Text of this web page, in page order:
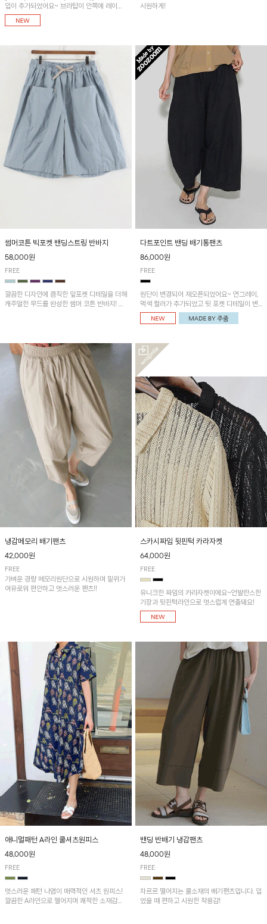
입이 추가되었어요~ 브라탑이 안쪽에 레이어
드 되어 실용적인 나시!
시원하게!
썸머코튼 빅포켓 밴딩스트링 반바지
58,000원
FREE
깔끔한 디자인에 큼직한 앞포켓 디테일을 더해
캐주얼한 무드를 완성한 썸머 코튼 반바지! 허
다트포인트 밴딩 배기통팬츠
86,000원
FREE
원단이 변경되어 재오픈되었어요~ 연그레이,
먹색 컬러가 추가되었고 뒷 포켓 디테일이 변
경되었습니다~가볍고 시원하게 착용되는 배
기통팬츠! 허리밴딩과 여유로운 통으로 편안해
냉감메모리 배기팬츠
42,000원
FREE
가벼운 경량 메모리원단으로 시원하며 밑위가
여유로워 편안하고 멋스러운 팬츠!!
스카시짜임 뒷핀턱 카라자켓
64,000원
FREE
유니크한 짜임의 카라자켓이에요~언발란스한
기장과 뒷핀턱라인으로 멋스럽게 연출돼요!
애니멀패턴 A라인 쿨셔츠원피스
48,000원
FREE
멋스러운 패턴 나염이 매력적인 셔츠 원피스!
깔끔한 A라인으로 떨어지며 쾌적한 소재감으
밴딩 반배기 냉감팬츠
48,000원
FREE
차르르 떨어지는 쿨소재의 배기팬츠입니다. 입
었을 때 편하고 시원한 착용감!